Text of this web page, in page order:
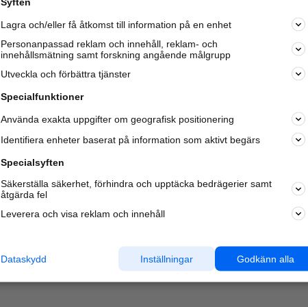
Varje vecka besöker du och 4 miljonerandra härliga
oss för att hitta rätt lokal information om företag,
Lagra och/eller få åtkomst till information på en enhet
Personanpassad reklam och innehåll, reklam- och
innehållsmätning samt forskning angående målgrupp
Utveckla och förbättra tjänster
Specialfunktioner
Använda exakta uppgifter om geografisk positionering
Identifiera enheter baserat på information som aktivt begärs
Specialsyften
Säkerställa säkerhet, förhindra och upptäcka bedrägerier samt
åtgärda fel
Leverera och visa reklam och innehåll
Godkänn alla
Inställningar
Dataskydd